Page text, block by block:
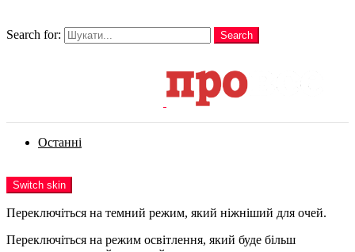
Search for:
Search
Останні
Switch skin
Переключіться на темний режим, який ніжніший для очей.
Переключіться на режим освітлення, який буде більш